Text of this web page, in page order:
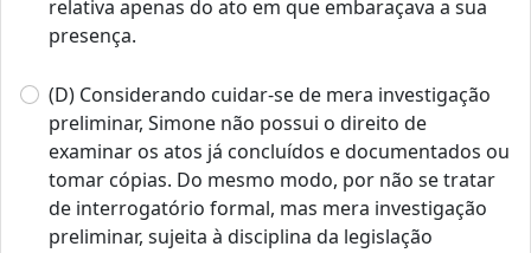
relativa apenas do ato em que embaraçava a sua
presença.
(D) Considerando cuidar-se de mera investigação
preliminar, Simone não possui o direito de
examinar os atos já concluídos e documentados ou
tomar cópias. Do mesmo modo, por não se tratar
de interrogatório formal, mas mera investigação
preliminar, sujeita à disciplina da legislação